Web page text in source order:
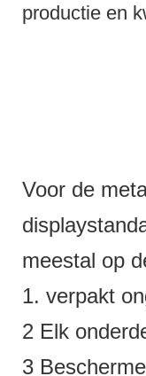
productie en
Voor de
meestal op
1. verpakt
2 Elk
3